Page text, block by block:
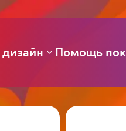
дизайн Помощь